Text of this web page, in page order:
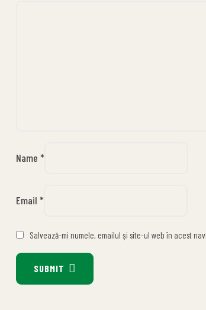
Name *
Email *
Salvează-mi numele, emailul și site-ul web în acest
SUBMIT